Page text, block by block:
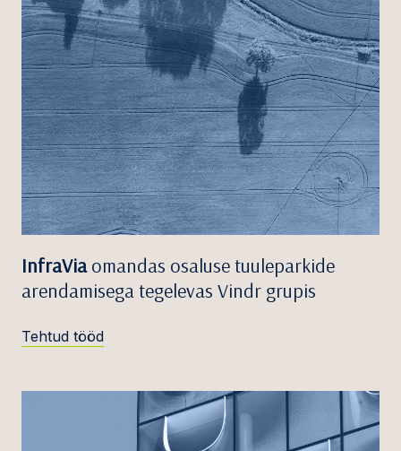
InfraViaomandas osaluse tuuleparkide
arendamisega tegelevas Vindr grupis
Tehtud tööd